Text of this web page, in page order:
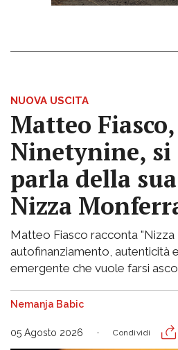
NUOVA USCITA
Matteo
Ninetynine, si
parla della
Nizza
Matteo Fiasco racconta "Nizza
autofinanziamento, autenticità
emergente che vuole farsi
Nemanja Babic
05 Agosto 2026 Condividi